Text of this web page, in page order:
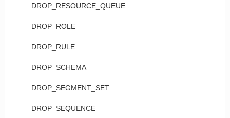
DROP_RESOURCE_QUEUE
DROP_ROLE
DROP_RULE
DROP_SCHEMA
DROP_SEGMENT_SET
DROP_SEQUENCE